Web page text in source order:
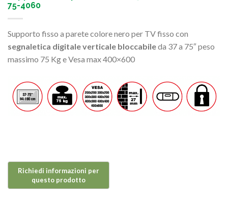
75-4060
Supporto fisso a parete colore nero per TV fisso con
segnaletica digitale verticale bloccabileda 37 a 75″ peso
massimo 75 Kg e Vesa max 400×600